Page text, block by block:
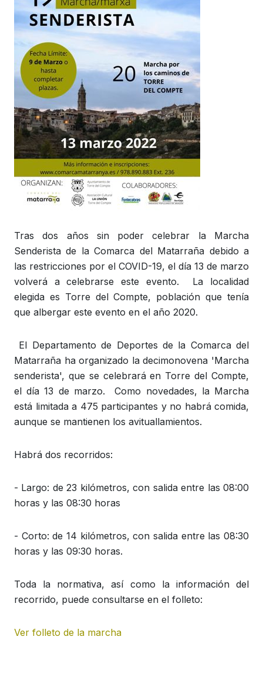
Tras dos años sin poder celebrar la Marcha
Senderista de la Comarca del Matarraña debido a
las restricciones por el COVID-19, el día 13 de marzo
volverá a celebrarse este evento. La localidad
elegida es Torre del Compte, población que tenía
que albergar este evento en el año 2020.
El Departamento de Deportes de la Comarca del
Matarraña ha organizado la decimonovena 'Marcha
senderista', que se celebrará en Torre del Compte,
el día 13 de marzo. Como novedades, la Marcha
está limitada a 475 participantes y no habrá comida,
aunque se mantienen los avituallamientos.
Habrá dos recorridos:
- Largo: de 23 kilómetros, con salida entre las 08:00
horas y las 08:30 horas
- Corto: de 14 kilómetros, con salida entre las 08:30
horas y las 09:30 horas.
Toda la normativa, así como la información del
recorrido, puede consultarse en el folleto:
Ver folleto de la marcha